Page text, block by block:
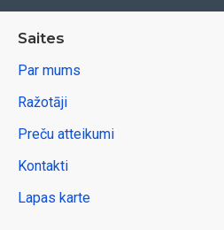
Saites
Par mums
Ražotāji
Preču atteikumi
Kontakti
Lapas karte